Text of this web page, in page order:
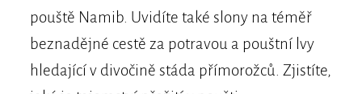
pouště Namib. Uvidíte také slony na téměř
beznadějné cestě za potravou a pouštní lvy
hledající v divočině stáda přímorožců. Zjistíte,